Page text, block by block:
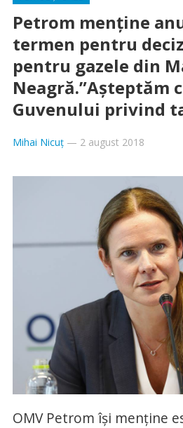
Petrom menţine
termen pentru
pentru gazele din
Neagră.”Aşteptăm
Guvenului privind
Mihai Nicuț— 2 august 2018
OMV Petrom îşi menţine